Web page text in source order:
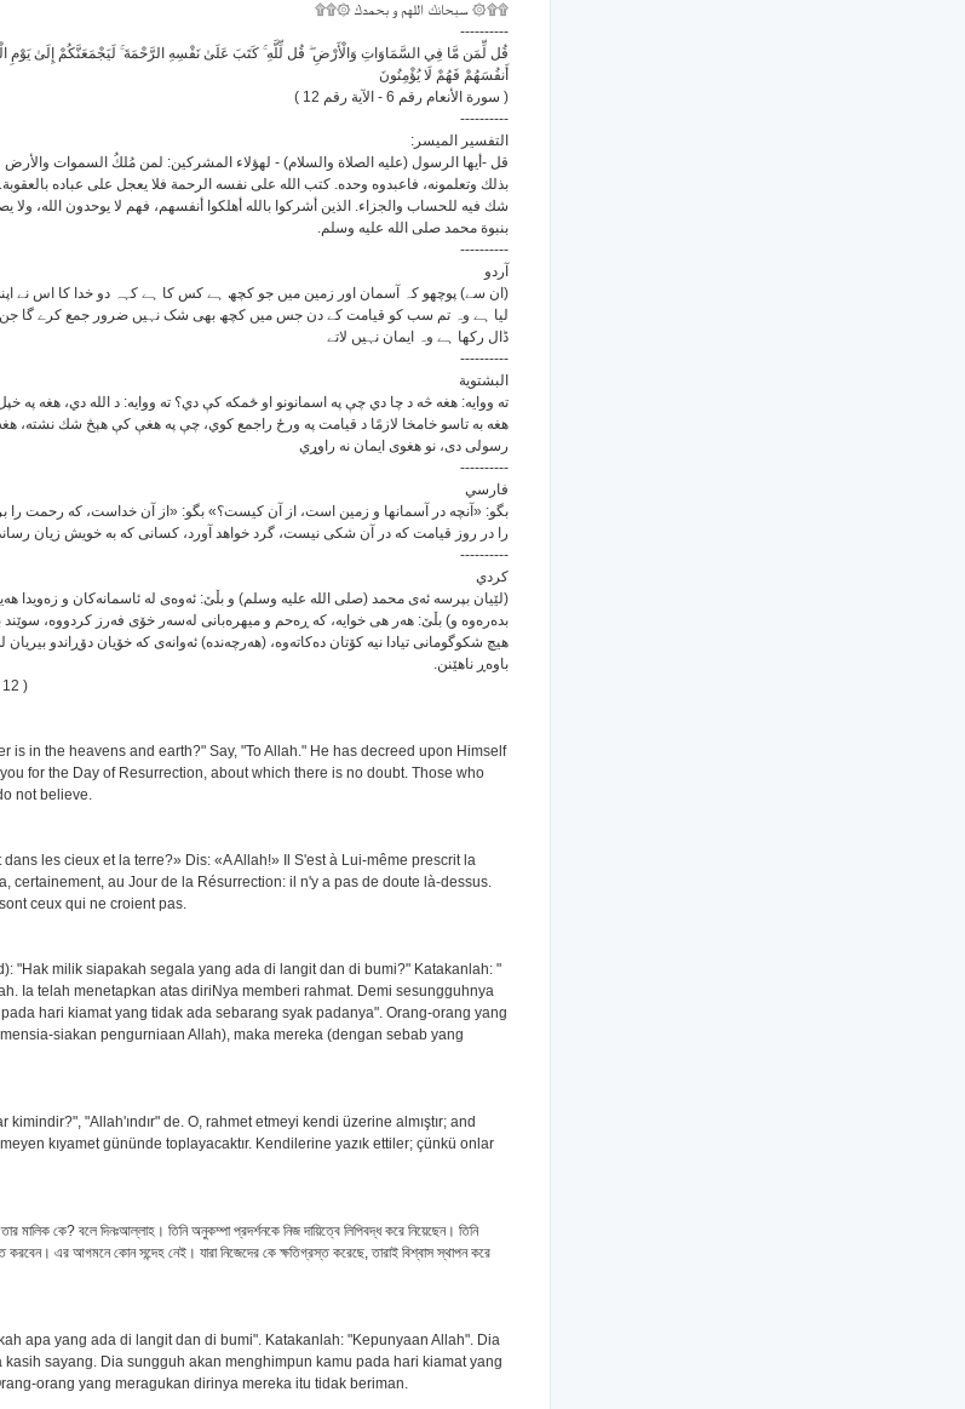
۩۩۞ سبحانك اللهم و بحمدك ۞۩۩
----------
قُل لِّمَن مَّا فِي السَّمَاوَاتِ وَالْأَرْضِ ۖ قُل لِّلَّهِ ۚ كَتَبَ عَلَىٰ نَفْسِهِ الرَّحْمَةَ ۚ لَيَجْمَعَنَّكُمْ إِلَىٰ يَوْمِ
أَنفُسَهُمْ فَهُمْ لَا يُؤْمِنُونَ
( سورة الأنعام رقم 6 - الآية رقم 12 )
----------
التفسير الميسر:
قل -أيها الرسول (عليه الصلاة والسلام) - لهؤلاء المشركين: لمن مُلكُ السموات
بذلك وتعلمونه، فاعبدوه وحده. كتب الله على نفسه الرحمة فلا يعجل على عباده
شك فيه للحساب والجزاء. الذين أشركوا بالله أهلكوا أنفسهم، فهم لا يوحدون الله، ولا
بنبوة محمد صلى الله عليه وسلم.
----------
آردو
(ان سے) پوچھو کہ آسمان اور زمین میں جو کچھ ہے کس کا ہے کہہ دو خدا کا اس نے
لیا ہے وہ تم سب کو قیامت کے دن جس میں کچھ بھی شک نہیں ضرور جمع کرے گا جن
ڈال رکھا ہے وہ ایمان نہیں لاتے
----------
البشتوية
ته ووایه: هغه څه د چا دي چې په اسمانونو او ځمكه كې دي؟ ته ووایه: د الله دي، هغه په
هغه به تاسو خامخا لازمًا د قیامت په ورځ راجمع كوي، چې په هغې كې هېڅ شك نشته،
رسولى دى، نو هغوى ایمان نه راوړي
----------
فارسي
بگو: «آنچه در آسمانها و زمین است، از آن کیست؟» بگو: «از آن خداست، که رحمت را
را در روز قیامت که در آن شکی نیست، گرد خواهد آورد، کسانی که به خویش زیان
----------
كردي
(لێیان بپرسه ئه‌ی محمد (صلى الله عليه وسلم) و بڵێ: ئه‌وه‌ی له ئاسمانه‌کان و زه‌ویدا
بده‌ره‌وه و) بڵێ: هه‌ر هی خوایه‌، که ڕه‌حم و میهره‌بانی له‌سه‌ر خۆی فه‌رز کردووه‌،
هیچ شکوگومانی تیادا نیه کۆتان ده‌کاته‌وه‌، (هه‌رچه‌نده‌) ئه‌وانه‌ی که خۆیان دۆڕاندو بیریان
باوه‌ڕ ناهێنن.
12 )
is in the heavens and earth?" Say, "To Allah." He has decreed upon Himself
for the Day of Resurrection, about which there is no doubt. Those who
not believe.
les cieux et la terre?» Dis: «A Allah!» Il S'est à Lui-même prescrit la
certainement, au Jour de la Résurrection: il n'y a pas de doute là-dessus.
ceux qui ne croient pas.
"Hak milik siapakah segala yang ada di langit dan di bumi?" Katakanlah: "
Ia telah menetapkan atas diriNya memberi rahmat. Demi sesungguhnya
hari kiamat yang tidak ada sebarang syak padanya". Orang-orang yang
siakan pengurniaan Allah), maka mereka (dengan sebab yang
"Allah'ındır" de. O, rahmet etmeyi kendi üzerine almıştır; and
kıyamet gününde toplayacaktır. Kendilerine yazık ettiler; çünkü onlar
মালিক কে? বলে দিনঃআল্লাহ। তিনি অনুকম্পা প্রদর্শনকে নিজ দায়িত্বে লিপিবদ্ধ করে নিয়েছেন। তিনি
এর আগমনে কোন সন্দেহ নেই। যারা নিজেদের কে ক্ষতিগ্রস্ত করেছে, তারাই বিশ্বাস স্থাপন করে
apa yang ada di langit dan di bumi". Katakanlah: "Kepunyaan Allah". Dia
sayang. Dia sungguh akan menghimpun kamu pada hari kiamat yang
orang yang meragukan dirinya mereka itu tidak beriman.